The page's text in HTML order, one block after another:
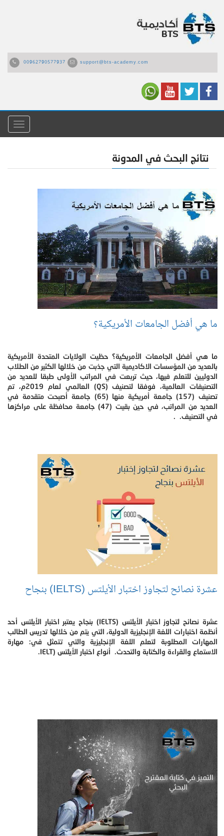
00962790577937 support@bts-academy.com
القائمة
نتائج البحث في المدونة
ما هي أفضل الجامعات الأمريكية؟
ما هي أفضل الجامعات الأمريكية؟ حظيت الولايات المتحدة الأمريكية
بالعديد من المؤسسات الاكاديمية التي جذبت من خلالها الكثير من الطلاب
الدوليين للتعلم فيها، حيث تربعت في المراتب الأولى طبقا للعديد من
التصنيفات العالمية، فوفقا لتصنيف (QS) العالمي لعام 2019م، تم
تصنيف (157) جامعة أمريكية منها (65) جامعة أصبحت متقدمة في
العديد من المراتب، في حين بقيت (47) جامعة محافظة على مراكزها
في التصنيف. .
عشرة نصائح لتجاوز اختبار الأيلتس (IELTS) بنجاح
عشرة نصائح لتجاوز اختبار الأيلتس (IELTS) بنجاح يعتبر اختبار الأيلتس أحد
أنظمة اختبارات اللغة الإنجليزية الدولية، التي يتم من خلالها تدريس الطالب
المهارات المطلوبة لتعلم اللغة الإنجليزية والتي تتمثل في: مهارة
الاستماع والقراءة والكتابة والتحدث. أنواع اختبار الأيلتس (IELT.